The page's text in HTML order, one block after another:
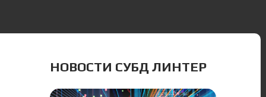
НОВОСТИ СУБД ЛИНТЕР